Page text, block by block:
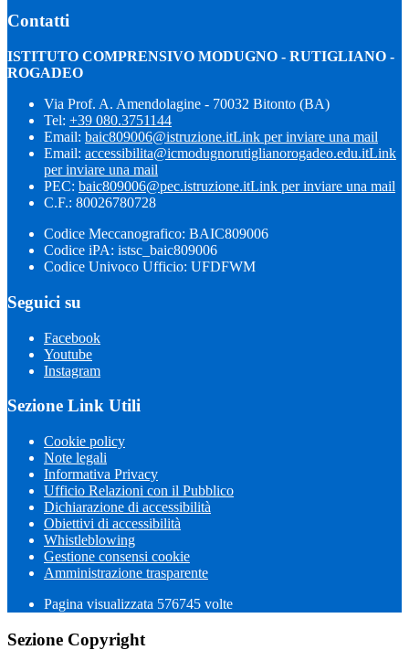
Contatti
ISTITUTO COMPRENSIVO MODUGNO - RUTIGLIANO -
ROGADEO
Via Prof. A. Amendolagine - 70032 Bitonto (BA)
Tel: +39 080.3751144
Email: baic809006@istruzione.itLink per inviare una mail
Email: accessibilita@icmodugnorutiglianorogadeo.edu.itLink
per inviare una mail
PEC: baic809006@pec.istruzione.itLink per inviare una mail
C.F.: 80026780728
Codice Meccanografico: BAIC809006
Codice iPA: istsc_baic809006
Codice Univoco Ufficio: UFDFWM
Seguici su
Facebook
Youtube
Instagram
Sezione Link Utili
Cookie policy
Note legali
Informativa Privacy
Ufficio Relazioni con il Pubblico
Dichiarazione di accessibilità
Obiettivi di accessibilità
Whistleblowing
Gestione consensi cookie
Amministrazione trasparente
Pagina visualizzata 576745 volte
Sezione Copyright